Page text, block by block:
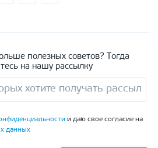
полезных советов? Тогда
на нашу рассылку
и даю свое согласие на
данных